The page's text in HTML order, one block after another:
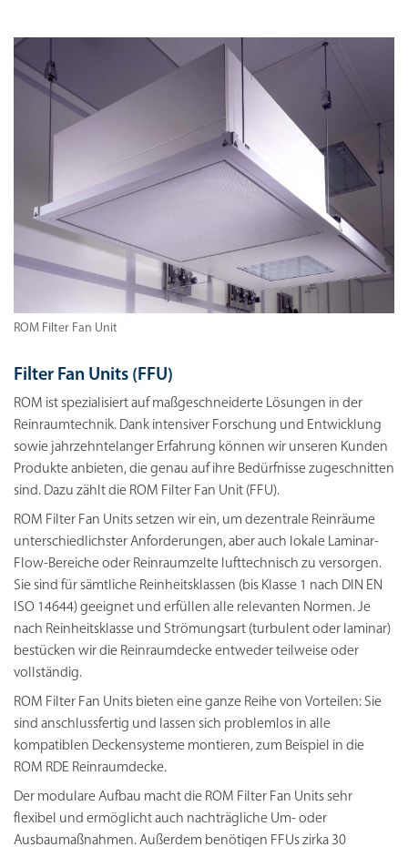
ROM Filter Fan Unit
Filter Fan Units (FFU)
ROM ist spezialisiert auf maßgeschneiderte Lösungen in der
Reinraumtechnik. Dank intensiver Forschung und Entwicklung
sowie jahrzehntelanger Erfahrung können wir unseren Kunden
Produkte anbieten, die genau auf ihre Bedürfnisse zugeschnitten
sind. Dazu zählt die ROM Filter Fan Unit (FFU).
ROM Filter Fan Units setzen wir ein, um dezentrale Reinräume
unterschiedlichster Anforderungen, aber auch lokale Laminar-
Flow-Bereiche oder Reinraumzelte lufttechnisch zu versorgen.
Sie sind für sämtliche Reinheitsklassen (bis Klasse 1 nach DIN EN
ISO 14644) geeignet und erfüllen alle relevanten Normen. Je
nach Reinheitsklasse und Strömungsart (turbulent oder laminar)
bestücken wir die Reinraumdecke entweder teilweise oder
vollständig.
ROM Filter Fan Units bieten eine ganze Reihe von Vorteilen: Sie
sind anschlussfertig und lassen sich problemlos in alle
kompatiblen Deckensysteme montieren, zum Beispiel in die
ROM RDE Reinraumdecke.
Der modulare Aufbau macht die ROM Filter Fan Units sehr
flexibel und ermöglicht auch nachträgliche Um- oder
Ausbaumaßnahmen. Außerdem benötigen FFUs zirka 30